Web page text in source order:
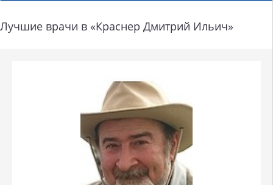
Лучшие врачи в «Краснер Дмитрий Ильич»